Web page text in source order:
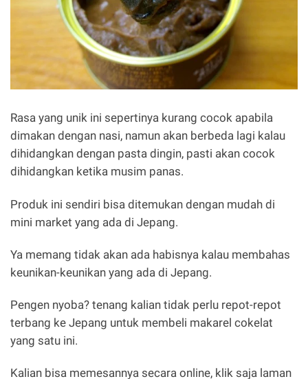
Rasa yang unik ini sepertinya kurang cocok apabila
dimakan dengan nasi, namun akan berbeda lagi kalau
dihidangkan dengan pasta dingin, pasti akan cocok
dihidangkan ketika musim panas.
Produk ini sendiri bisa ditemukan dengan mudah di
mini market yang ada di Jepang.
Ya memang tidak akan ada habisnya kalau membahas
keunikan-keunikan yang ada di Jepang.
Pengen nyoba? tenang kalian tidak perlu repot-repot
terbang ke Jepang untuk membeli makarel cokelat
yang satu ini.
Kalian bisa memesannya secara online, klik saja laman